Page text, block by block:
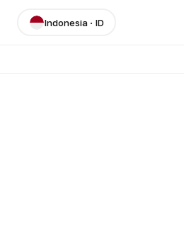
Indonesia· ID